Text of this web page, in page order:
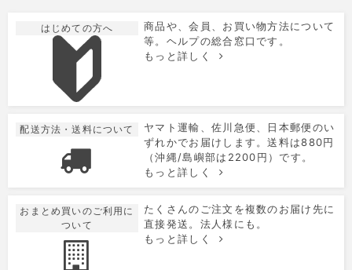
はじめての方へ
商品や、会員、お買い物方法について
等。ヘルプの総合窓口です。
もっと詳しく
配送方法・送料について
ヤマト運輸、佐川急便、日本郵便のい
ずれかでお届けします。送料は880円
（沖縄/島嶼部は2200円）です。
もっと詳しく
おまとめ買いのご利用に
ついて
たくさんのご注文を複数のお届け先に
直接発送。法人様にも。
もっと詳しく